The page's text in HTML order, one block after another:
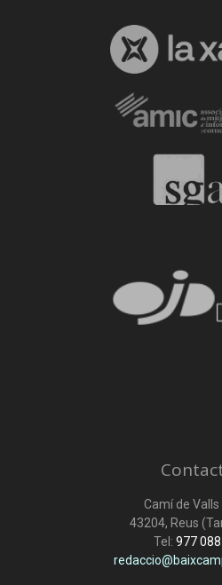
Camí de
43204, Reus
Tel: 977